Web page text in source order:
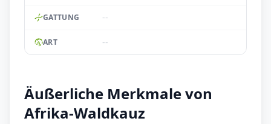
GATTUNG --
ART --
Äußerliche Merkmale von
Afrika-Waldkauz